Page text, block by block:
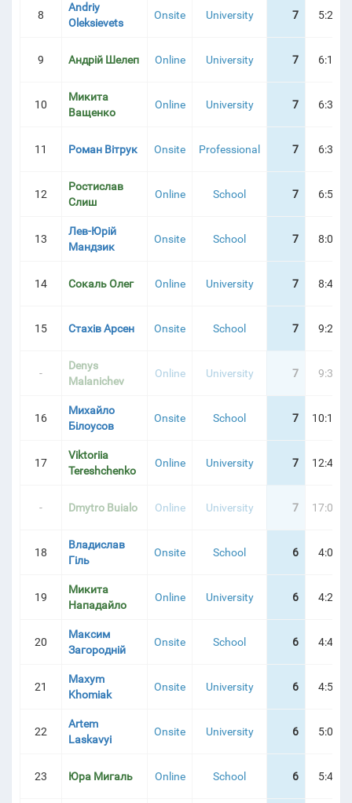
8
Andriy
Oleksievets
Onsite University 7
9 Андрій Шелеп Online University 7
10
Микита
Ващенко
Online University 7
11 Роман Вітрук Onsite Professional 7
12
Ростислав
Слиш
Online School 7
13
Лев-Юрій
Мандзик
Onsite School 7
14 Сокаль Олег Online University 7
15 Стахів Арсен Onsite School 7
-
Denys
Malanichev
Online University 7
16
Михайло
Білоусов
Onsite School 7
17
Viktoriia
Tereshchenko
Online University 7
- Dmytro Buialo Online University 7
18
Владислав
Гіль
Onsite School 6
19
Микита
Нападайло
Online University 6
20
Максим
Загородній
Onsite School 6
21
Maxym
Khomiak
Onsite University 6
22
Artem
Laskavyi
Onsite University 6
23 Юра Мигаль Online School 6